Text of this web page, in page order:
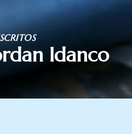
Idanco